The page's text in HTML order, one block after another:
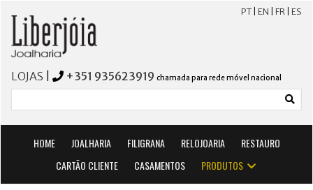
PT EN FR ES
LOJAS +351 935623919 chamada para rede móvel nacional
HOME JOALHARIA FILIGRANA RELOJOARIA
RESTAURO
CARTÃO CLIENTE
CASAMENTOS PRODUTOS